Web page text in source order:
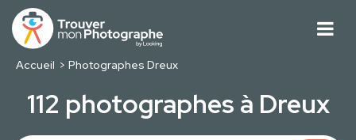
Accueil Photographes Dreux
112 photographes à Dreux